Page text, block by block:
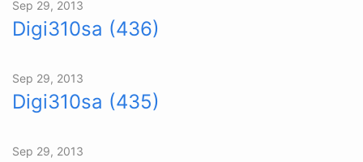
Sep 29, 2013
Digi310sa (436)
Sep 29, 2013
Digi310sa (435)
Sep 29, 2013